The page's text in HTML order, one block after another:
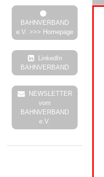
BAHNVERBAND
e.V. >>> Homepage
LinkedIn
BAHNVERBAND
NEWSLETTER
vom
BAHNVERBAND
e.V.